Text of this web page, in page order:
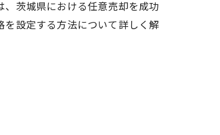
茨城県における任意売却を成功
設定する方法について詳しく解